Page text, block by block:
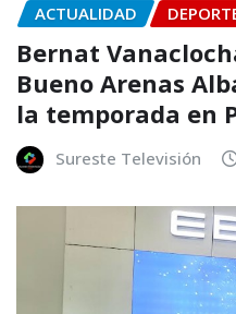
ACTUALIDAD
Bernat
Bueno Arenas
la temporada en
Sureste Televisión